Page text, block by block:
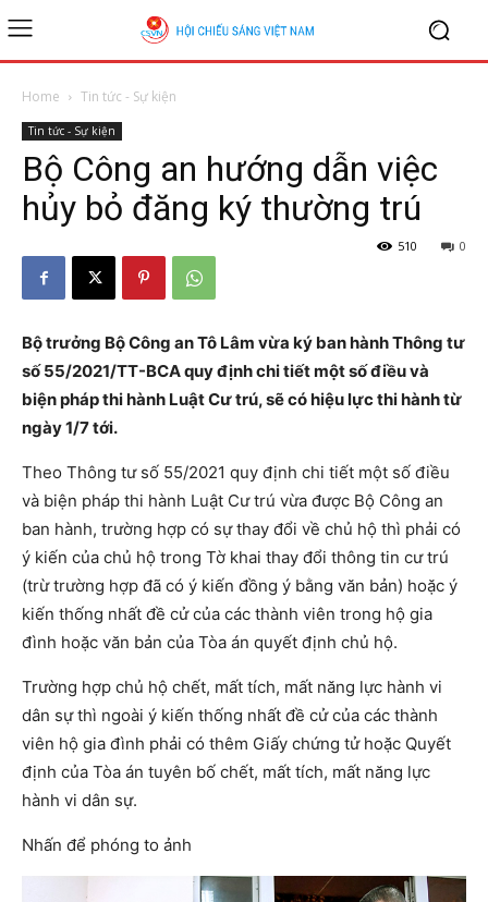
Home Tin tức - Sự kiện
Tin tức - Sự kiện
Bộ Công an hướng dẫn việc
hủy bỏ đăng ký thường trú
0
510
Bộ trưởng Bộ Công an Tô Lâm vừa ký ban hành Thông tư
số 55/2021/TT-BCA quy định chi tiết một số điều và
biện pháp thi hành Luật Cư trú, sẽ có hiệu lực thi hành từ
ngày 1/7 tới.
Theo Thông tư số 55/2021 quy định chi tiết một số điều
và biện pháp thi hành Luật Cư trú vừa được Bộ Công an
ban hành, trường hợp có sự thay đổi về chủ hộ thì phải có
ý kiến của chủ hộ trong Tờ khai thay đổi thông tin cư trú
(trừ trường hợp đã có ý kiến đồng ý bằng văn bản) hoặc ý
kiến thống nhất đề cử của các thành viên trong hộ gia
đình hoặc văn bản của Tòa án quyết định chủ hộ.
Trường hợp chủ hộ chết, mất tích, mất năng lực hành vi
dân sự thì ngoài ý kiến thống nhất đề cử của các thành
viên hộ gia đình phải có thêm Giấy chứng tử hoặc Quyết
định của Tòa án tuyên bố chết, mất tích, mất năng lực
hành vi dân sự.
Nhấn để phóng to ảnh